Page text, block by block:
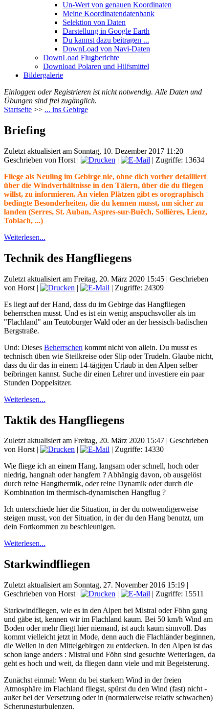
Un-Wert von genauen Koordinaten
Meine Koordinatendatenbank
Selektion von Daten
Darstellung in Google Earth
Du kannst dazu beitragen ...
DownLoad von Navi-Daten
DownLoad Flugberichte
Download Polaren und Hilfsmittel
Bildergalerie
Einloggen oder Registrieren ist nicht notwendig. Alle Daten und
Übungen sind frei zugänglich.
Startseite >> ... ins Gebirge
Briefing
Zuletzt aktualisiert am Sonntag, 10. Dezember 2017 11:20 |
Geschrieben von Horst | |
| Zugriffe: 13634
Fliege als Neuling im Gebirge nie, ohne dich vorher detailliert
über die Windverhältnisse in den Tälern, über die du fliegen
willst, zu informieren. An vielen Plätzen gibt es orographisch
bedingte Besonderheiten, die du kennen musst, um sicher zu
landen (Serres, St. Auban, Aspres-sur-Buëch, Sollières, Lienz,
Toblach, ...)
Weiterlesen...
Technik des Hangfliegens
Zuletzt aktualisiert am Freitag, 20. März 2020 15:45 | Geschrieben
von Horst | |
| Zugriffe: 24309
Es liegt auf der Hand, dass du im Gebirge das Hangfliegen
beherrschen musst. Und es ist ein wenig anspuchsvoller als im
"Flachland" am Teutoburger Wald oder an der hessisch-badischen
Bergstraße.
Und: Dieses Beherrschen kommt nicht von allein. Du musst es
technisch üben wie Steilkreise oder Slip oder Trudeln. Glaube nicht,
dass du dir das in einem 14-tägigen Urlaub in den Alpen selber
beibringen kannst. Suche dir einen Lehrer und investiere ein paar
Stunden Doppelsitzer.
Weiterlesen...
Taktik des Hangfliegens
Zuletzt aktualisiert am Freitag, 20. März 2020 15:47 | Geschrieben
von Horst| |
| Zugriffe: 14330
Wie fliege ich an einem Hang, langsam oder schnell, hoch oder
niedrig, hangnah oder hangfern ? Abhängig davon, ob ausgelöst
durch reine Hangthermik, oder reine Dynamik oder durch die
Kombination im thermisch-dynamischen Hangflug ?
Ich unterschiede hier die Situation, in der du notwendigerweise
steigen musst, von der Situation, in der du den Hang benutzt, um
dein Fortkommen zu beschleunigen.
Weiterlesen...
Starkwindfliegen
Zuletzt aktualisiert am Sonntag, 27. November 2016 15:19 |
Geschrieben von Horst | |
| Zugriffe: 15511
Starkwindfliegen, wie es in den Alpen bei Mistral oder Föhn gang
und gäbe ist, kennen wir im Flachland kaum. Bei 50 km/h Wind am
Boden oder mehr fliegt hier niemand, ist auch kaum sinnvoll. Das
kommt vielleicht jetzt in Mode, denn auch die Flachländer beginnen,
die Wellen in den Mittelgebirgen zu entdecken. In den Alpen ist das
schon lange anders : Mistral und Föhn sind gesuchte Wetterlagen, da
geht es hoch und weit, da fliegen dann viele und mit Begeisterung.
Zunächst einmal: Wenn du bei starkem Wind in der freien
Atmosphäre im Flachland fliegst, spürst du den Wind (fast) nicht -
außer bei der Versetzung oder in (normalerweise relativ schwachen)
Scherungsturbulenzen.